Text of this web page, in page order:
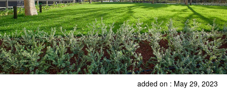
added on : May 29, 2023